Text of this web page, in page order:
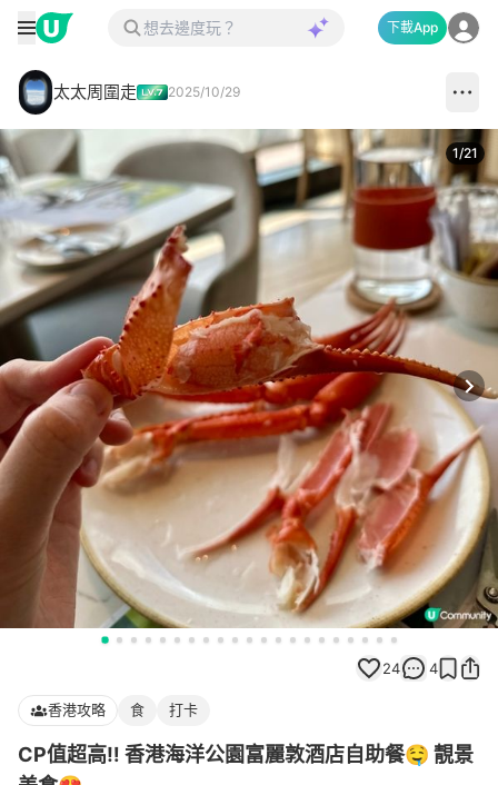
下載App
太太周圍走 2025/10/29
1/21
24 4
香港攻略 食 打卡
CP值超高‼️ 香港海洋公園富麗敦酒店自助餐🤤 靚景